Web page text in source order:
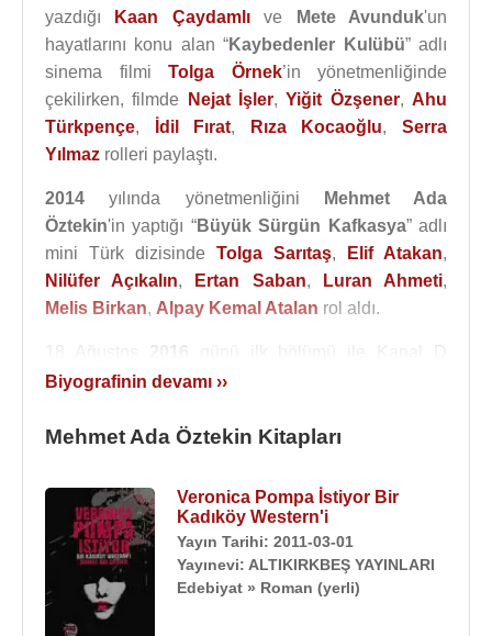
yazdığı
Kaan Çaydamlıve Mete Avunduk'un
hayatlarını konu alan “Kaybedenler Kulübü” adlı
sinema filmi Tolga Örnek’in yönetmenliğinde
çekilirken, filmde
Nejat İşler,Yiğit Özşener,Ahu
Türkpençe, İdil Fırat, Rıza Kocaoğlu,Serra
Yılmaz rolleri paylaştı.
2014 yılında yönetmenliğini
Mehmet Ada
Öztekin'in yaptığı “Büyük Sürgün Kafkasya” adlı
mini Türk dizisinde Tolga Sarıtaş, Elif Atakan,
Nilüfer Açıkalın, Ertan Saban, Luran Ahmeti,
Melis Birkan, Alpay Kemal Atalan rol aldı.
18 Ağustos 2016
günü ilk bölümü ile Kanal D
ekranlarında yayınlanmaya başlayan ve
Şevval Sam,Alperen Duymaz,Hilmi Cem İntepe
Toprak Sağlam,Serhan Onat,Bora Cengiz
Kaan Çakır,Ebru Unurtan,Yener Gürsoy
Şenler,Serel Yereli,Zehra Yılmaz,
Basri Albayrak ,Cemalettin Çekmece ,Tülin
Yazkan,Tugay Bahşibirlikte oynadı.
Biyografinin devamı ››
Mehmet Ada Öztekin Kitapları
Veronica Pompa İstiyor Bir
Kadıköy Western'i
Yayın Tarihi: 2011-03-01
Yayınevi: ALTIKIRKBEŞ YAYINLARI
Edebiyat » Roman (yerli)